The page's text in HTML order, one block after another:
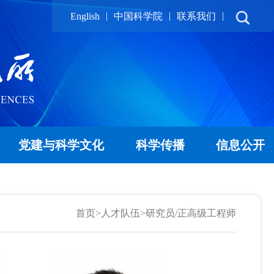
English | 中国科学院 | 联系我们 |
党建与科学文化 科学传播 信息公开
首页> 人才队伍>研究员/正高级工程师